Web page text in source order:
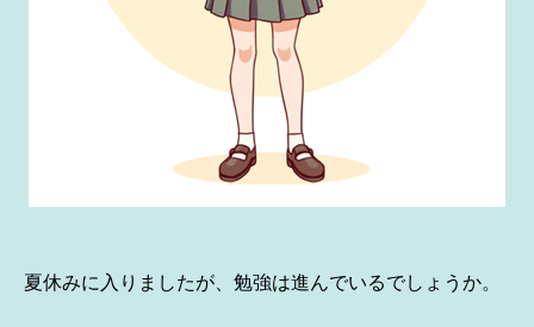
夏休みに入りましたが、勉強は進んでいるでしょうか。